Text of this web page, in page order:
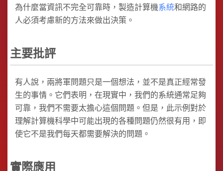
為什麼當資訊不完全可靠時，製造計算機系統和網路的
人必須考慮新的方法來做出決策。
主要批評
有人說，兩將軍問題只是一個想法，並不是真正經常發
生的事情。它們表明，在現實中，我們的系統通常足夠
可靠，我們不需要太擔心這個問題。但是，此示例對於
理解計算機科學中可能出現的各種問題仍然很有用，即
使它不是我們每天都需要解決的問題。
實際應用